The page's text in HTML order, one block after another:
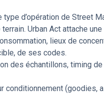
d’opération de Street
Urban Act attache
lieux de
de ses codes.
des échantillons, timing
(goodies,